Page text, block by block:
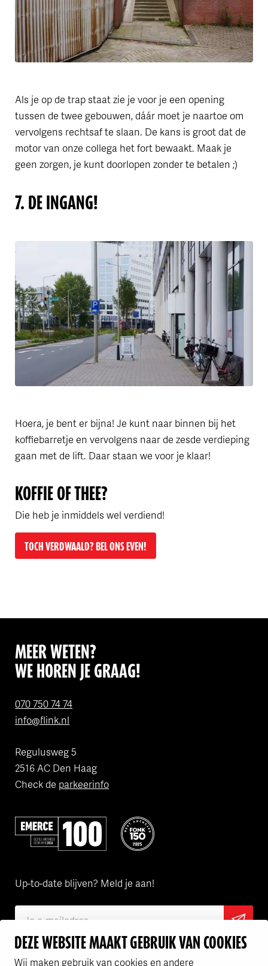
DEZE WEBSITE MAAKT GEBRUIK VAN COOKIES
Wij maken gebruik van cookies en andere
Als je op de trap staat zie je voor je een opening
tussen de twee gebouwen, dáár moet je naartoe om
vervolgens rechtsaf te slaan. De kans is groot dat de
motor van onze collega het fort bewaakt. Maak je
geen zorgen, je kunt doorlopen zonder te betalen ;)
7. DE INGANG!
Hoera, je bent er bijna! Je kunt naar binnen bij het
koffiebarretje en vervolgens naar de zesde verdieping
gaan met de lift. Daar staan we voor je klaar!
KOFFIE OF THEE?
Die heb je inmiddels wel verdiend!
TOCH VERDWAALD? BEL ONS EVEN!
MEER WETEN?
WE HOREN JE GRAAG!
070 750 74 74
info@flink.nl
Regulusweg 5
2516 AC Den Haag
Check de parkeerinfo
Up-to-date blijven? Meld je aan!
Ik ga akkoord met het privacy statement
Volgens Emerce een van de beste bedrijven in e-
Flink is een van de FONK150